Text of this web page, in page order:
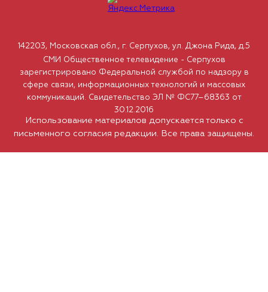
Использование материалов допускается только с
письменного согласия редакции. Все права защищены.
142203, Московская обл., г. Серпухов, ул. Джона Рида, д.5
СМИ Общественное телевидение - Серпухов
зарегистрировано Федеральной службой по надзору в
сфере связи, информационных технологий и массовых
коммуникаций. Свидетельство ЭЛ № ФС77–68363 от
30.12.2016